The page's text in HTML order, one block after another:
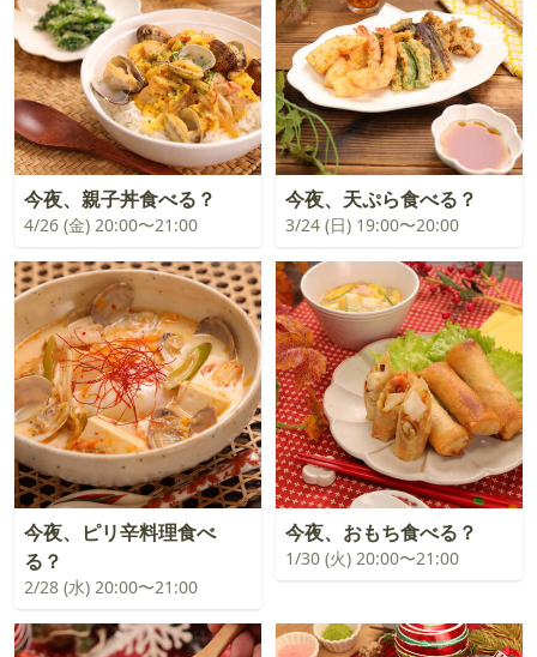
今夜、親子丼食べる？
4/26 (金) 20:00〜21:00
今夜、天ぷら食べる？
3/24 (日) 19:00〜20:00
今夜、ピリ辛料理食べ
る？
2/28 (水) 20:00〜21:00
今夜、おもち食べる？
1/30 (火) 20:00〜21:00